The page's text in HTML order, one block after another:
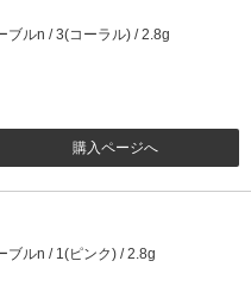
ブルn / 3(コーラル) / 2.8g
購入ページへ
ブルn / 1(ピンク) / 2.8g